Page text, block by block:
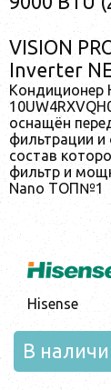
VISION
Inverter
Кондиционер
оснащён
фильтрации и
состав
фильтр и
Nano ТОП№1
Hisense
В